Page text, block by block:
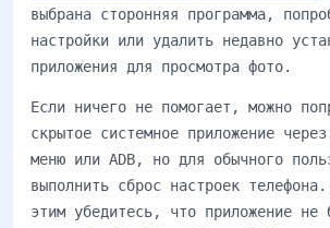
выбрана сторонняя программа,
настройки или удалить недавно
приложения для просмотра фото.
Если ничего не помогает, можно
скрытое системное приложение
меню или ADB, но для обычного
выполнить сброс настроек
этим убедитесь, что приложение не